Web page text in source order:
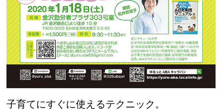
子育てにすぐに使えるテクニック。